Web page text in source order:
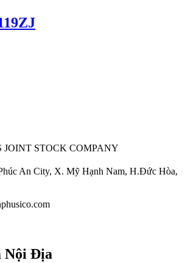
JOINT STOCK COMPANY
An City, X. Mỹ Hạnh Nam, H.Đức Hòa,
Nội Địa